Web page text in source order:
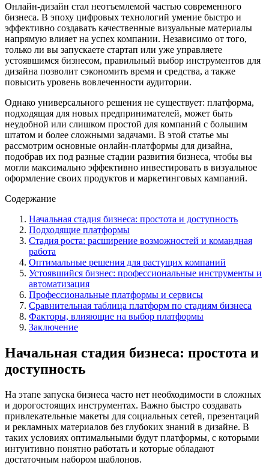
Онлайн-дизайн стал неотъемлемой частью современного
бизнеса. В эпоху цифровых технологий умение быстро и
эффективно создавать качественные визуальные материалы
напрямую влияет на успех компании. Независимо от того,
только ли вы запускаете стартап или уже управляете
устоявшимся бизнесом, правильный выбор инструментов для
дизайна позволит сэкономить время и средства, а также
повысить уровень вовлеченности аудитории.
Однако универсального решения не существует: платформа,
подходящая для новых предпринимателей, может быть
неудобной или слишком простой для компаний с большим
штатом и более сложными задачами. В этой статье мы
рассмотрим основные онлайн-платформы для дизайна,
подобрав их под разные стадии развития бизнеса, чтобы вы
могли максимально эффективно инвестировать в визуальное
оформление своих продуктов и маркетинговых кампаний.
Содержание
Начальная стадия бизнеса: простота и доступность
Подходящие платформы
Стадия роста: расширение возможностей и командная
работа
Оптимальные решения для растущих компаний
Устоявшийся бизнес: профессиональные инструменты и
автоматизация
Профессиональные платформы и сервисы
Сравнительная таблица платформ по стадиям бизнеса
Факторы, влияющие на выбор платформы
Заключение
Начальная стадия бизнеса: простота и
доступность
На этапе запуска бизнеса часто нет необходимости в сложных
и дорогостоящих инструментах. Важно быстро создавать
привлекательные макеты для социальных сетей, презентаций
и рекламных материалов без глубоких знаний в дизайне. В
таких условиях оптимальными будут платформы, с которыми
интуитивно понятно работать и которые обладают
достаточным набором шаблонов.